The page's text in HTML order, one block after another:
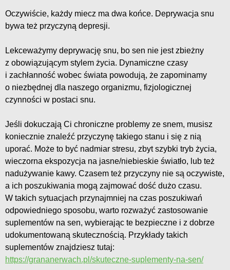
Oczywiście, każdy miecz ma dwa końce. Deprywacja snu
bywa też przyczyną depresji.
Lekceważymy deprywację snu, bo sen nie jest zbieżny
z obowiązującym stylem życia. Dynamiczne czasy
i zachłanność wobec świata powodują, że zapominamy
o niezbędnej dla naszego organizmu, fizjologicznej
czynności w postaci snu.
Jeśli dokuczają Ci chroniczne problemy ze snem, musisz
koniecznie znaleźć przyczynę takiego stanu i się z nią
uporać. Może to być nadmiar stresu, zbyt szybki tryb życia,
wieczorna ekspozycja na jasne/niebieskie światło, lub też
nadużywanie kawy. Czasem też przyczyny nie są oczywiste,
a ich poszukiwania mogą zajmować dość dużo czasu.
W takich sytuacjach przynajmniej na czas poszukiwań
odpowiedniego sposobu, warto rozważyć zastosowanie
suplementów na sen, wybierając te bezpieczne i z dobrze
udokumentowaną skutecznością. Przykłady takich
suplementów znajdziesz tutaj:
https://grananerwach.pl/skuteczne-suplementy-na-sen/